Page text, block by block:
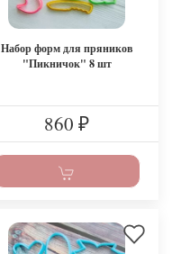
Набор форм для пряников
"Пикничок" 8 шт
860 ₽